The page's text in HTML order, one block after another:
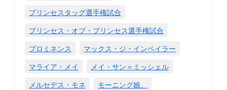
プリンセスタッグ選手権試合
プリンセス・オブ・プリンセス選手権試合
プロミネンス
マックス・ジ・インペイラー
マライア・メイ
メイ・サン＝ミッシェル
メルセデス・モネ
モーニング娘。